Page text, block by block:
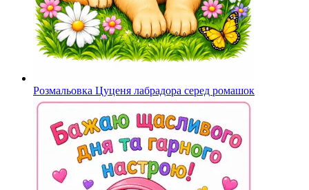
Розмальовка Цуценя лабрадора серед ромашок